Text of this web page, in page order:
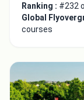
Ranking : #232
Global
courses